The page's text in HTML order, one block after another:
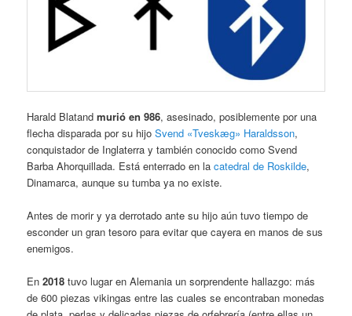
Harald Blatandmurió en 986, asesinado, posiblemente por una
flecha disparada por su hijoSvend «Tveskæg» Haraldsson,
conquistador de Inglaterra y también conocido como Svend
Barba Ahorquillada. Está enterrado en lacatedral de Roskilde,
Dinamarca, aunque su tumba ya no existe.
Antes de morir y ya derrotado ante su hijo aún tuvo tiempo de
esconder un gran tesoro para evitar que cayera en manos de sus
enemigos.
En2018 tuvo lugar en Alemania un sorprendente hallazgo: más
de 600 piezas vikingas entre las cuales se encontraban monedas